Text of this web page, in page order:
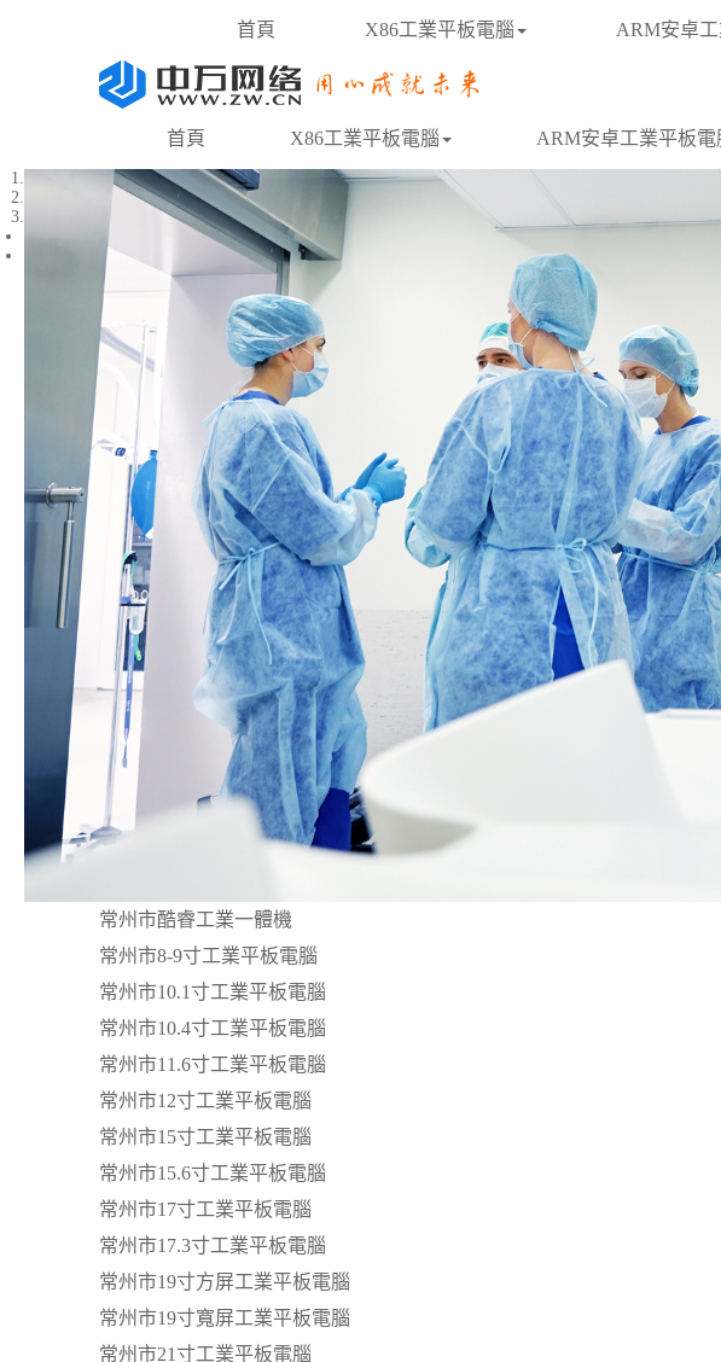
首頁 X86工業平板電腦 ARM安卓
首頁 X86工業平板電腦 ARM安卓工業平板電
Previous
常州市酷睿工業一體機
常州市8-9寸工業平板電腦
常州市10.1寸工業平板電腦
常州市10.4寸工業平板電腦
常州市11.6寸工業平板電腦
常州市12寸工業平板電腦
常州市15寸工業平板電腦
常州市15.6寸工業平板電腦
常州市17寸工業平板電腦
常州市17.3寸工業平板電腦
常州市19寸方屏工業平板電腦
常州市19寸寬屏工業平板電腦
常州市21寸工業平板電腦